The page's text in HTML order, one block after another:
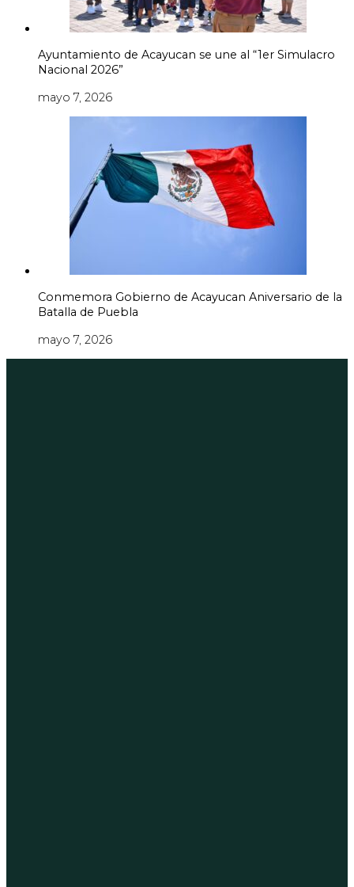
Ayuntamiento de Acayucan se une al “1er Simulacro
Nacional 2026”
mayo 7, 2026
Conmemora Gobierno de Acayucan Aniversario de la
Batalla de Puebla
mayo 7, 2026